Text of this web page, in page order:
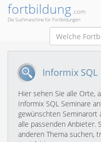
fortbildung.com
Die Suchmaschine für Fortbildungen
Informix SQL
Hier sehen Sie alle Orte,
Informix SQL Seminare
gewünschten Seminarort
alle passenden Anbieter.
anderen Thema suchen,